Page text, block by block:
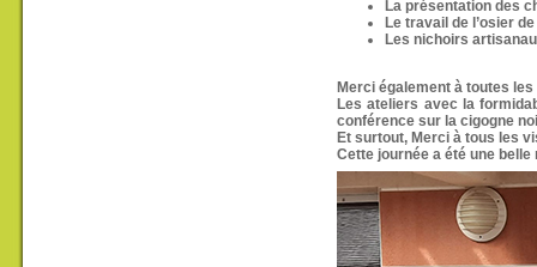
La présentation des
Le travail de l’osier
Les nichoirs
Merci également à toutes
Les ateliers avec la
conférence sur la cigogne
Et surtout, Merci à tous les
Cette journée a été une belle